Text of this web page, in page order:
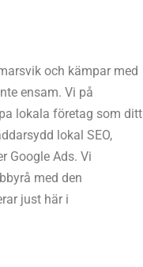
och kämpar med
ensam. Vi på
lokala företag som ditt
lokal SEO,
Google Ads. Vi
med den
just här i